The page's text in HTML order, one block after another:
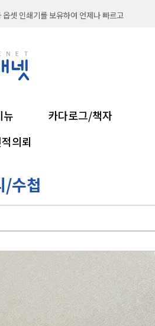
옵셋 인쇄기를 보유하여 언제나 빠르고
팅과 함께합니다
쇄넷이 선보이는 고품질 인쇄...
셋 인쇄기를 보유하여 언제나 빠르고
납품까지 믿고 맡기는 인쇄넷...
린팅과 함께합니다
무통장입금은 입금확인후 진행합니다
뉴 카다로그/책자
의뢰
/수첩